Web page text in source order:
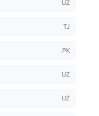
UZ
TJ
PK
UZ
UZ